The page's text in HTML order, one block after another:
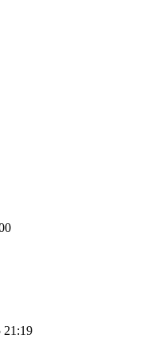
21:19